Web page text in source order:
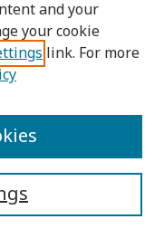
and your
your cookie
link. For more